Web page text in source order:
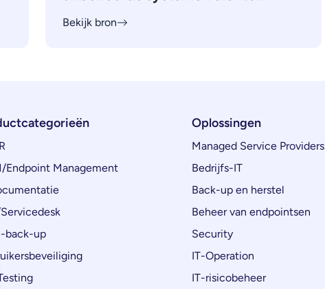
Bekijk bron
Endpoint Management
back-up
Oplossingen
Managed Service Providers
Bedrijfs-IT
Back-up en herstel
Beheer van endpointsen
Security
IT-Operation
IT-risicobeheer